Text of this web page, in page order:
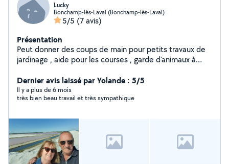
Lucky
Bonchamp-lès-Laval (Bonchamp-lès-Laval)
5/5 (7 avis)
Présentation
Peut donner des coups de main pour petits travaux de
jardinage , aide pour les courses , garde d'animaux à
Dernier avis laissé par Yolande : 5/5
Il y a plus de 6 mois
très bien beau travail et très sympathique